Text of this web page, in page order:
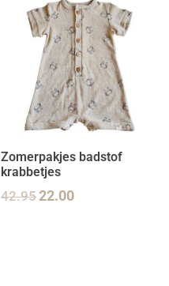
Zomerpakjes badstof
krabbetjes
42.9522.00